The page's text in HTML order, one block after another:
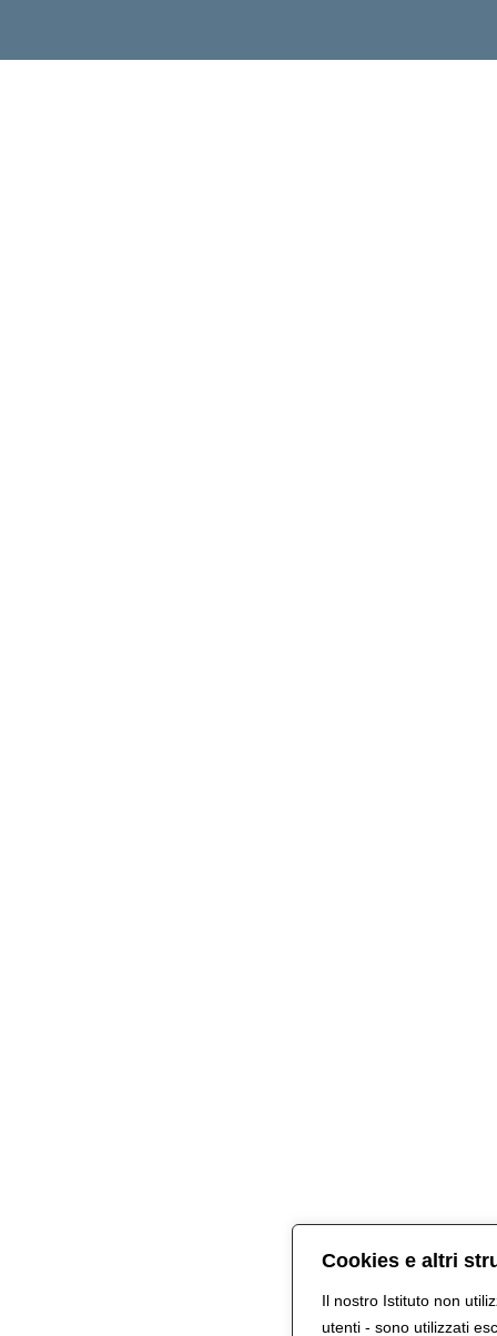
Cookies e altri
Il nostro Istituto non
utenti - sono utilizzati